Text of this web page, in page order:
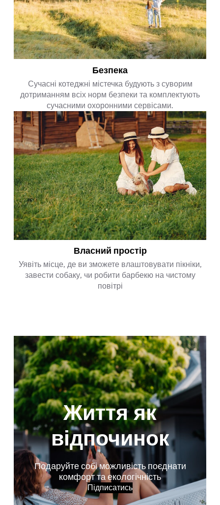
Безпека
Сучасні котеджні містечка будують з суворим
дотриманням всіх норм безпеки та комплектують
сучасними охоронними сервісами.
Власний простір
Уявіть місце, де ви зможете влаштовувати пікніки,
завести собаку, чи робити барбекю на чистому
повітрі
Життя як
відпочинок
Подаруйте собі можливість поєднати
комфорт та екологічність
Підписатись